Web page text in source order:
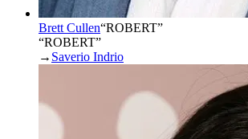
Brett Cullen“ROBERT”
“ROBERT”
→ Saverio Indrio